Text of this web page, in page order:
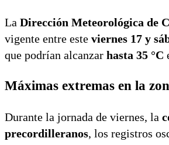
La Dirección Meteorológica de
vigente entre este viernes 17 y
que podrían alcanzar hasta 35 °C
Máximas extremas en la
Durante la jornada de viernes, la
precordilleranos, los registros